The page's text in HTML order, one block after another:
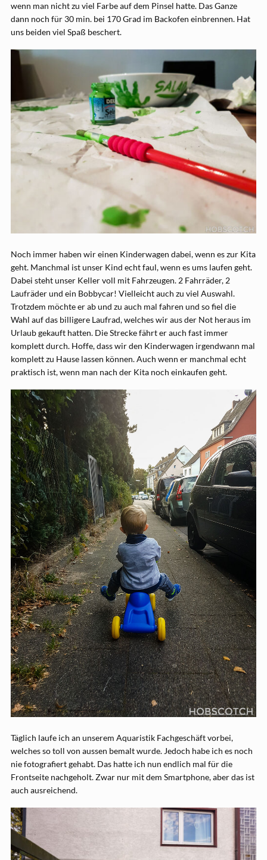
wenn man nicht zu viel Farbe auf dem Pinsel hatte. Das Ganze
dann noch für 30 min. bei 170 Grad im Backofen einbrennen. Hat
uns beiden viel Spaß beschert.
Noch immer haben wir einen Kinderwagen dabei, wenn es zur Kita
geht. Manchmal ist unser Kind echt faul, wenn es ums laufen geht.
Dabei steht unser Keller voll mit Fahrzeugen. 2 Fahrräder, 2
Laufräder und ein Bobbycar! Vielleicht auch zu viel Auswahl.
Trotzdem möchte er ab und zu auch mal fahren und so fiel die
Wahl auf das billigere Laufrad, welches wir aus der Not heraus im
Urlaub gekauft hatten. Die Strecke fährt er auch fast immer
komplett durch. Hoffe, dass wir den Kinderwagen irgendwann mal
komplett zu Hause lassen können. Auch wenn er manchmal echt
praktisch ist, wenn man nach der Kita noch einkaufen geht.
Täglich laufe ich an unserem Aquaristik Fachgeschäft vorbei,
welches so toll von aussen bemalt wurde. Jedoch habe ich es noch
nie fotografiert gehabt. Das hatte ich nun endlich mal für die
Frontseite nachgeholt. Zwar nur mit dem Smartphone, aber das ist
auch ausreichend.